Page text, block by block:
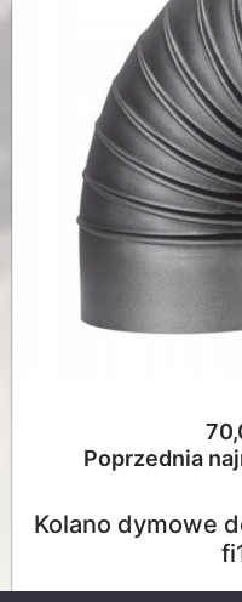
Poprzednia
Kolano dymowe